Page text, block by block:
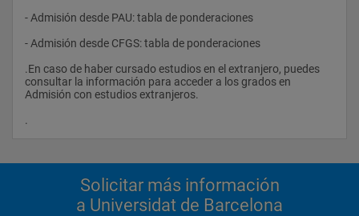
- Admisión desde PAU: tabla de ponderaciones
- Admisión desde CFGS: tabla de ponderaciones
.En caso de haber cursado estudios en el extranjero, puedes
consultar la información para acceder a los grados en
Admisión con estudios extranjeros.
.
Solicitar más información
a Universidat de Barcelona